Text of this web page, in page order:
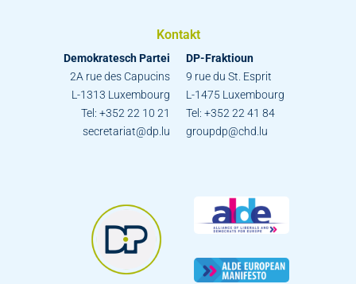
Kontakt
Demokratesch Partei
2A rue des Capucins
L-1313 Luxembourg
Tel: +352 22 10 21
secretariat@dp.lu
DP-Fraktioun
9 rue du St. Esprit
L-1475 Luxembourg
Tel: +352 22 41 84
groupdp@chd.lu